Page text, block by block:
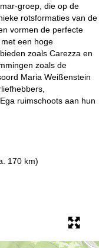
groep, die op de
rotsformaties van de
vormen de perfecte
een hoge
zoals Carezza en
zoals de
Maria Weißenstein
ruimschoots aan hun
170 km)